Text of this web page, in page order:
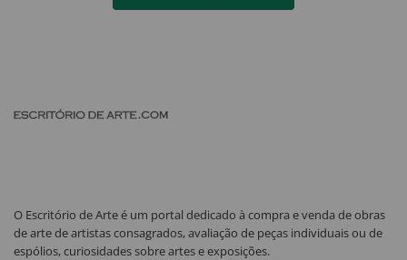
O Escritório de Arte é um portal dedicado à compra e venda de obras
de arte de artistas consagrados, avaliação de peças individuais ou de
espólios, curiosidades sobre artes e exposições.